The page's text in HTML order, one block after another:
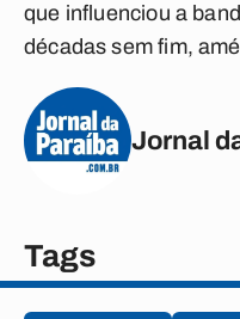
que influenciou a
décadas sem fim,
Jornal
Tags